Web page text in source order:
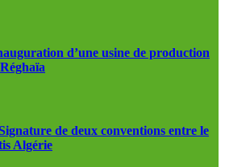
d’une usine de production
de deux conventions entre le
Algérie